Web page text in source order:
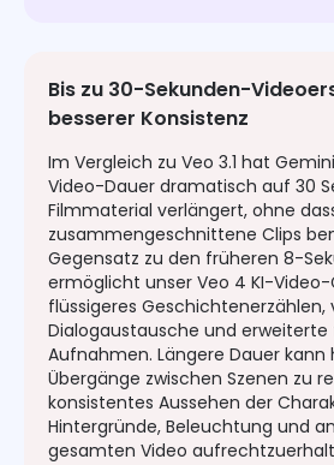
Bis zu 30-Sekunden-
besserer Konsistenz
Im Vergleich zu Veo 3.1 hat
Video-Dauer dramatisch auf 30
Filmmaterial verlängert, ohne
zusammengeschnittene Clips
Gegensatz zu den früheren 8-
ermöglicht unser Veo 4 KI-
flüssigeres Geschichtenerzählen,
Dialogaustausche und erweiterte
Aufnahmen. Längere Dauer
Übergänge zwischen Szenen zu
konsistentes Aussehen der
Hintergründe, Beleuchtung und
gesamten Video